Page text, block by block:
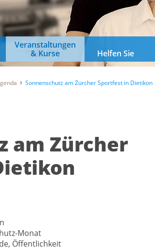
Veranstaltungen
& Kurse
Helfen Sie
Sonnenschutz am Zürcher Sportfest in Dietikon
am Zürcher
Monat
Öffentlichkeit